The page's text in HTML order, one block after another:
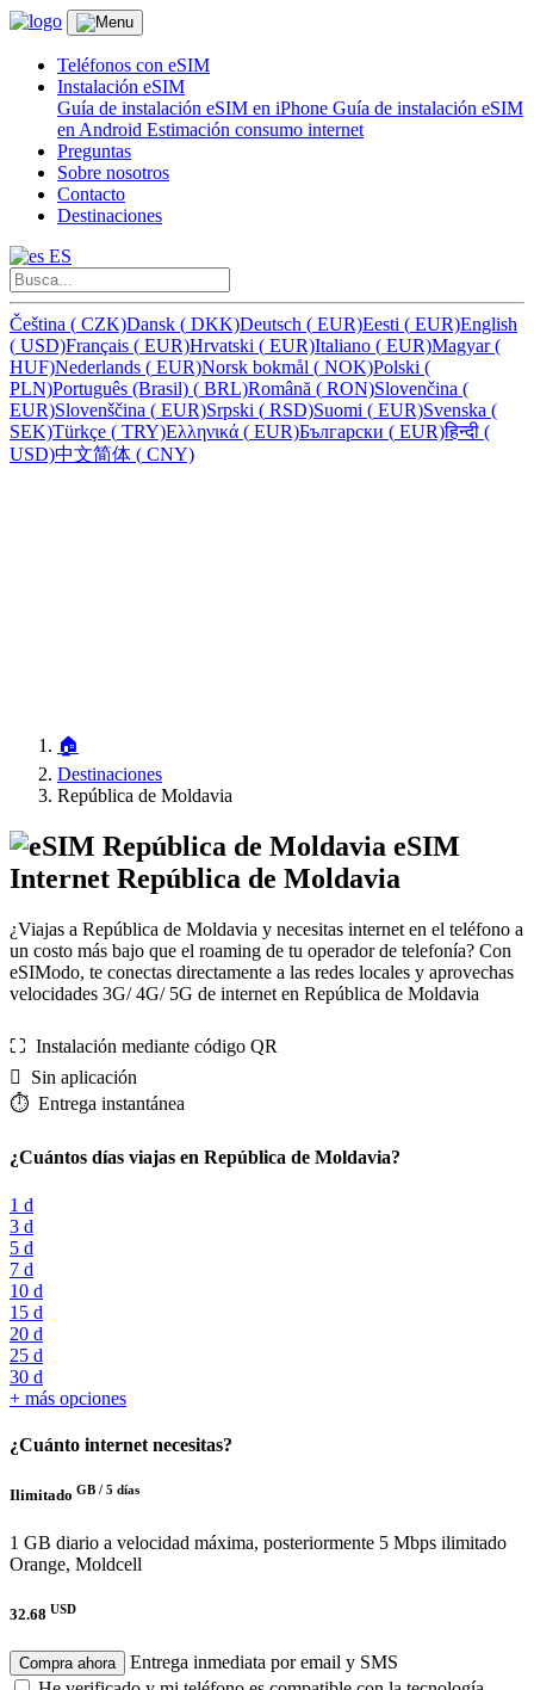
Teléfonos con eSIM
Instalación eSIM
Guía de instalación eSIM en iPhone Guía de instalación eSIM
en Android Estimación consumo internet
Preguntas
Sobre nosotros
Contacto
Destinaciones
ES
Čeština ( CZK)Dansk ( DKK)Deutsch ( EUR)Eesti ( EUR)English
( USD)Français ( EUR)Hrvatski ( EUR)Italiano ( EUR)Magyar(
HUF)Nederlands ( EUR)Norsk bokmål ( NOK)Polski (
PLN)Português (Brasil) ( BRL)Română ( RON)Slovenčina (
EUR)Slovenščina ( EUR)Srpski ( RSD)Suomi ( EUR)Svenska (
SEK)Türkçe ( TRY)Ελληνικά ( EUR)Български ( EUR)हिन्दी (
USD)中文简体 ( CNY)
🏠
Destinaciones
República de Moldavia
eSIM
Internet República de Moldavia
¿Viajas a República de Moldavia y necesitas internet en el teléfono a
un costo más bajo que el roaming de tu operador de telefonía? Con
eSIModo, te conectas directamente a las redes locales y aprovechas
velocidades 3G/ 4G/ 5G de internet en República de Moldavia
⛶️️ Instalación mediante código QR
️ Sin aplicación
⏱️️ Entrega instantánea
¿Cuántos días viajas en República de Moldavia?
1 d
3 d
5 d
7 d
10 d
15 d
20 d
25 d
30 d
+ más opciones
¿Cuánto internet necesitas?
Ilimitado GB / 5 días
1 GB diario a velocidad máxima, posteriormente 5 Mbps ilimitado
Orange, Moldcell
32.68 USD
Compra ahora
Entrega inmediata por email y SMS